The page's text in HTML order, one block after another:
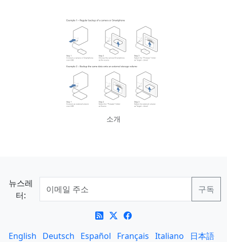
소개
뉴스레
터:
English Deutsch Español Français Italiano
日本語